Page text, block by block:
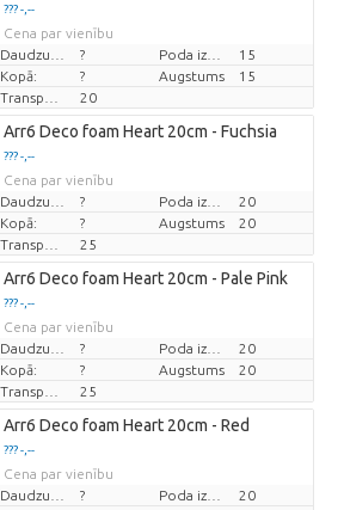
??? -,--
Cena par vienību
?
15
Kopā:
? Augstums
15
20
Arr6 Deco foam Heart 20cm - Fuchsia
??? -,--
Cena par vienību
?
20
Kopā:
? Augstums
20
25
Arr6 Deco foam Heart 20cm - Pale Pink
??? -,--
Cena par vienību
?
20
Kopā:
? Augstums
20
25
Arr6 Deco foam Heart 20cm - Red
??? -,--
Cena par vienību
?
20